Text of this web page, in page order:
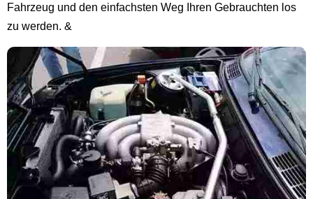
Fahrzeug und den einfachsten Weg Ihren Gebrauchten los
zu werden. &